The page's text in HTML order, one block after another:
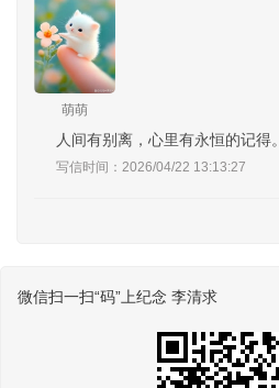
萌萌
人间有别离，心里有永恒的记得。
写信时间：2026/04/22 13:13:27
微信扫一扫“码”上纪念 李清求